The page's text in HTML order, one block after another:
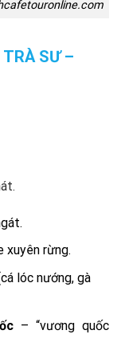
TRÀ SƯ –
xuyên rừng.
lóc nướng, gà
– “vương quốc